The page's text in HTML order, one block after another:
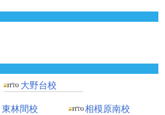
大野台校
東林間校 相模原南校